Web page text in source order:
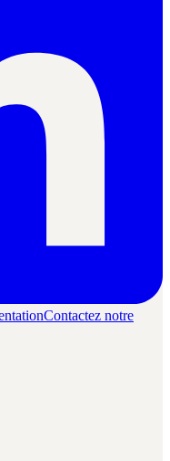
Contactez notre